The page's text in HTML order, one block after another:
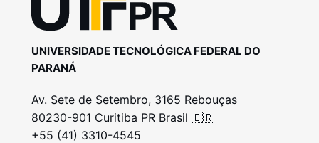
UNIVERSIDADE TECNOLÓGICA FEDERAL DO
PARANÁ
Av. Sete de Setembro, 3165 Rebouças
80230-901 Curitiba PR Brasil 🇧🇷
+55 (41) 3310-4545